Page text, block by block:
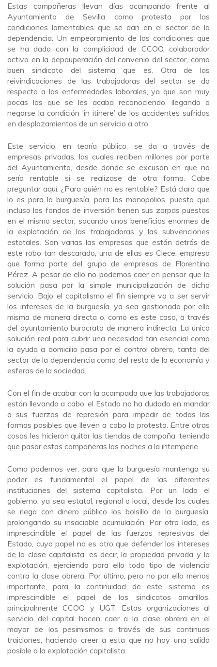
Estas compañeras llevan días acampando frente al
Ayuntamiento de Sevilla como protesta por las
condiciones lamentables que se dan en el sector de la
dependencia. Un empeoramiento de las condiciones que
se ha dado con la complicidad de CCOO, colaborador
activo en la depauperación del convenio del sector, como
buen sindicato del sistema que es. Otra de las
reivindicaciones de las trabajadoras del sector se da
respecto a las enfermedades laborales, ya que son muy
pocas las que se les acaba reconociendo, llegando a
negarse la condición ‘in itinere’ de los accidentes sufridos
en desplazamientos de un servicio a otro.
Este servicio, en teoría público, se da a través de
empresas privadas, las cuales reciben millones por parte
del Ayuntamiento, desde donde se excusan en que no
sería rentable si se realizase de otra forma. Cabe
preguntar aquí: ¿Para quién no es rentable? Está claro que
lo es para la burguesía, para los monopolios, puesto que
incluso los fondos de inversión tienen sus zarpas puestas
en el mismo sector, sacando unos beneficios enormes de
la explotación de las trabajadoras y las subvenciones
estatales. Son varias las empresas que están detrás de
este robo tan descarado, una de ellas es Clece, empresa
que forma parte del grupo de empresas de Florentino
Pérez. A pesar de ello no podemos caer en pensar que la
solución pasa por la simple municipalización de dicho
servicio. Bajo el capitalismo el fin siempre va a ser servir
los intereses de la burguesía, ya sea gestionado por ella
misma de manera directa o, como es este caso, a través
del ayuntamiento burócrata de manera indirecta. La única
solución real para cubrir una necesidad tan esencial como
la ayuda a domicilio pasa por el control obrero, tanto del
sector de la dependencia como del resto de la economía y
esferas de la sociedad.
Con el fin de acabar con la acampada que las trabajadoras
están llevando a cabo, el Estado no ha dudado en mandar
a sus fuerzas de represión para impedir de todas las
formas posibles que lleven a cabo la protesta. Entre otras
cosas les hicieron quitar las tiendas de campaña, teniendo
que pasar estas compañeras las noches a la intemperie.
Como podemos ver, para que la burguesía mantenga su
poder es fundamental el papel de las diferentes
instituciones del sistema capitalista. Por un lado el
gobierno, ya sea estatal, regional o local, desde los cuales
se riega con dinero público los bolsillo de la burguesía,
prolongando su insaciable acumulación. Por otro lado, es
imprescindible el papel de las fuerzas represivas del
Estado, cuyo papel no es otro que defender los intereses
de la clase capitalista, es decir, la propiedad privada y la
explotación, ejerciendo para ello todo tipo de violencia
contra la clase obrera. Por último, pero no por ello menos
importante, para la continuidad de este sistema es
imprescindible el papel de los sindicatos amarillos,
principalmente CCOO y UGT. Estas organizaciones al
servicio del capital hacen caer a la clase obrera en el
mayor de los pesimismos a través de sus continuas
traiciones, haciendo creer a esta que no hay una salida
posible a la explotación capitalista.